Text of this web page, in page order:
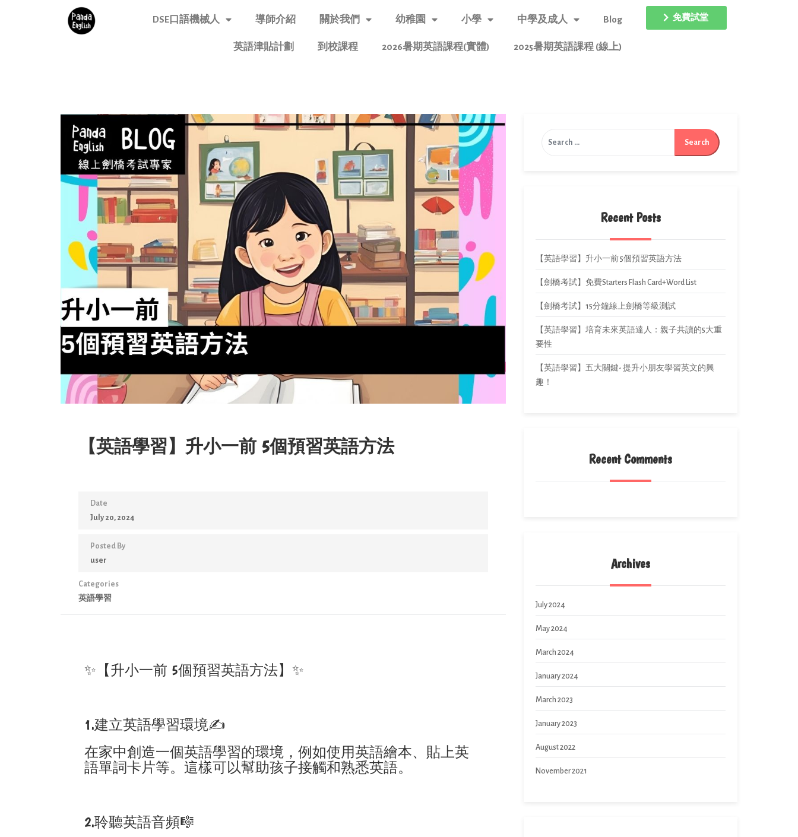
DSE口語機械人 導師介紹 關於我們 幼稚園 小學 中學及成人 Blog
英語津貼計劃 到校課程 2026暑期英語課程(實體) 2025暑期英語課程 (線上)
免費試堂
【英語學習】升小一前 5個預習英語方法
Date
July 20, 2024
Posted By
user
Categories
英語學習
✨【升小一前 5個預習英語方法】✨
1.建立英語學習環境✍️
在家中創造一個英語學習的環境，例如使用英語繪本、貼上英
語單詞卡片等。這樣可以幫助孩子接觸和熟悉英語。
2.聆聽英語音頻🎼
Recent Posts
【英語學習】升小一前 5個預習英語方法
【劍橋考試】免費Starters Flash Card+Word List
【劍橋考試】15分鐘線上劍橋等級測試
【英語學習】培育未來英語達人：親子共讀的5大重
要性
【英語學習】五大關鍵- 提升小朋友學習英文的興
趣！
Recent Comments
Archives
July 2024
May 2024
March 2024
January 2024
March 2023
January 2023
August 2022
November 2021